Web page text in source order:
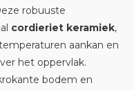
robuuste
cordieriet keramiek,
aankan en
het oppervlak.
bodem en